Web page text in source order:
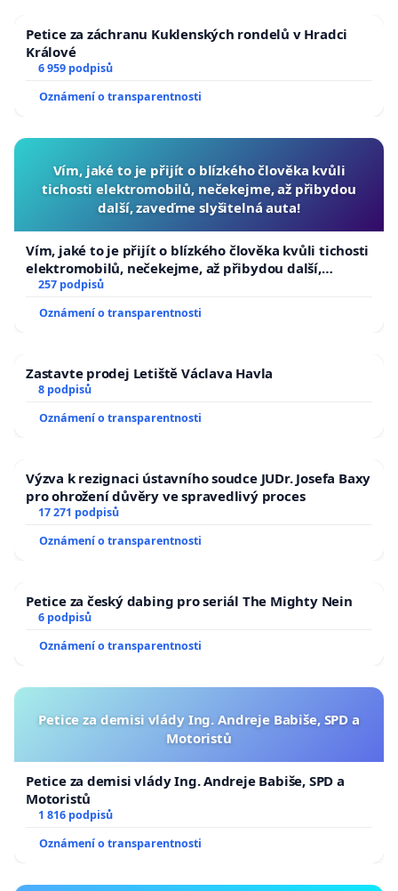
Petice za záchranu Kuklenských rondelů v Hradci
Králové
6 959 podpisů
Oznámení o transparentnosti
Vím, jaké to je přijít o blízkého člověka kvůli
tichosti elektromobilů, nečekejme, až přibydou
další, zaveďme slyšitelná auta!
Vím, jaké to je přijít o blízkého člověka kvůli tichosti
elektromobilů, nečekejme, až přibydou další,
zaveďme slyšitelná auta!
257 podpisů
Oznámení o transparentnosti
Zastavte prodej Letiště Václava Havla
8 podpisů
Oznámení o transparentnosti
Výzva k rezignaci ústavního soudce JUDr. Josefa Baxy
pro ohrožení důvěry ve spravedlivý proces
17 271 podpisů
Oznámení o transparentnosti
Petice za český dabing pro seriál The Mighty Nein
6 podpisů
Oznámení o transparentnosti
Petice za demisi vlády Ing. Andreje Babiše, SPD a
Motoristů
Petice za demisi vlády Ing. Andreje Babiše, SPD a
Motoristů
1 816 podpisů
Oznámení o transparentnosti